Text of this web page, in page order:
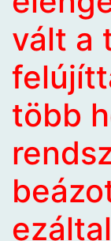
vált a
több